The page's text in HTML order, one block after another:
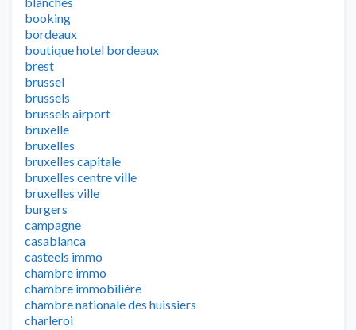
booking
bordeaux
boutique hotel bordeaux
brest
brussel
brussels
brussels airport
bruxelle
bruxelles
bruxelles capitale
bruxelles centre ville
bruxelles ville
burgers
campagne
casablanca
casteels immo
chambre immo
chambre immobilière
chambre nationale des huissiers
charleroi